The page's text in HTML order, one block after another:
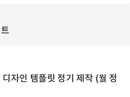
자인 템플릿 정기 제작 (월 정